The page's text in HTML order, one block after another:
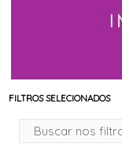
FILTROS SELECIONADOS